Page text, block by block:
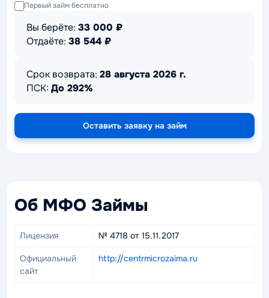
Первый займ бесплатно
Вы берёте: 33 000 ₽
Отдаёте: 38 544 ₽
Срок возврата: 28 августа 2026 г.
ПСК: До 292%
Оставить заявку на займ
Об МФО Займы
Лицензия № 4718 от 15.11.2017
Официальный
сайт
http://centrmicrozaima.ru